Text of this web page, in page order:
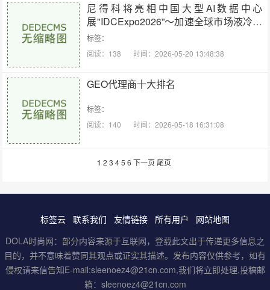
尼得科将亮相中国大型AI数据中心
展"IDCExpo2026”～加速全球市场液冷产
品的供应与服务支持～
标签：
阅读：138
时间：2026-05-20 13:48:38
GEO代理商十大排名
标签：
阅读：140
时间：2026-05-18 16:31:08
1 2 3 45 6 下一页 尾页
标签云 联系我们 友情链接 所有用户
网站地图
DOLA时尚网：部分内容来源于互联网，登载此文出于传递更多信息之
目的，并不意味着赞同其观点或证实其描述。发布内容仅供参考，如有
侵权请来信告知E-mail:sleenoez4@21cn.com,我们将立即处理,投稿邮
箱：sleenoez4@21cn.com